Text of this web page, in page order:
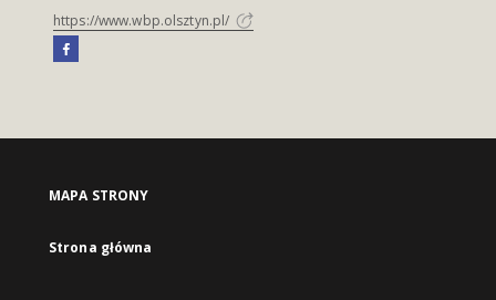
https://www.wbp.olsztyn.pl/
MAPA STRONY
Strona główna